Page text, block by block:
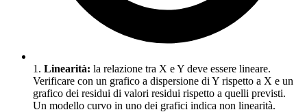
1. Linearità: la relazione tra X e Y deve essere lineare.
Verificare con un grafico a dispersione di Y rispetto a X e un
grafico dei residui di valori residui rispetto a quelli previsti.
Un modello curvo in uno dei grafici indica non linearità.